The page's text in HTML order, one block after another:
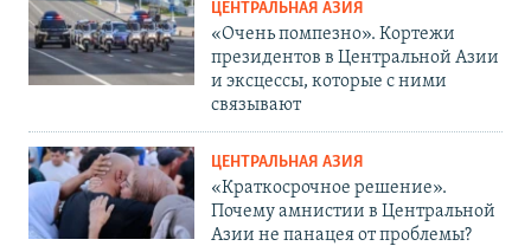
ЦЕНТРАЛЬНАЯ АЗИЯ
«Очень помпезно». Кортежи
президентов в Центральной Азии
и эксцессы, которые с ними
связывают
ЦЕНТРАЛЬНАЯ АЗИЯ
«Краткосрочное решение».
Почему амнистии в Центральной
Азии не панацея от проблемы?